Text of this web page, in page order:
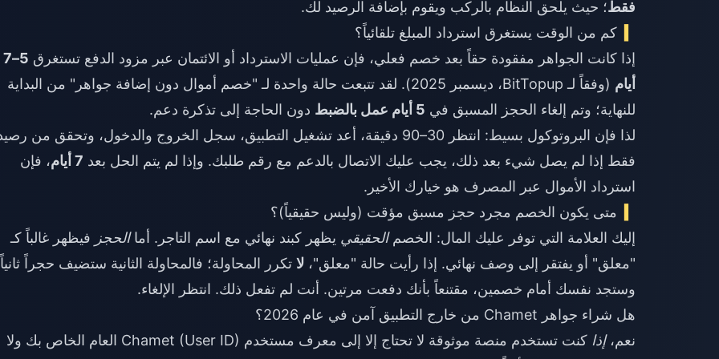
فقط؛ حيث يلحق النظام بالركب ويقوم بإضافة الرصيد لك.
كم من الوقت يستغرق استرداد المبلغ تلقائياً؟
إذا كانت الجواهر مفقودة حقاً بعد خصم فعلي، فإن عمليات الاسترداد أو الائتمان عبر مزود الدفع تستغرق
5–7
أيام
(وفقاً لـ BitTopup، ديسمبر 2025). لقد تتبعت حالة واحدة لـ "خصم أموال دون إضافة جواهر" من البداية
للنهاية؛ وتم إلغاء الحجز المسبق في 5 أيام عمل بالضبط
دون الحاجة إلى تذكرة دعم.
لذا فإن البروتوكول بسيط: انتظر 30–90 دقيقة، أعد تشغيل التطبيق، سجل الخروج والدخول، وتحقق من
فقط إذا لم يصل شيء بعد ذلك، يجب عليك الاتصال بالدعم مع رقم طلبك. وإذا لم يتم الحل بعد 7 أيام
، فإن
استرداد الأموال عبر المصرف هو خيارك الأخير.
متى يكون الخصم مجرد حجز مسبق مؤقت (وليس حقيقياً)؟
إليك العلامة التي توفر عليك المال: الخصمالحقيقي يظهر كبند نهائي مع اسم التاجر. أماالحجز فيظهر غالباً كـ
"معلق" أو يفتقر إلى وصف نهائي. إذا رأيت حالة "معلق"، لا تكرر المحاولة؛ فالمحاولة الثانية ستضيف حجراً
وستجد نفسك أمام خصمين، مقتنعاً بأنك دفعت مرتين. أنت لم تفعل ذلك. انتظر الإلغاء.
هل شراء جواهر Chamet من خارج التطبيق آمن في عام 2026؟
نعم،إذا
كنت تستخدم منصة موثوقة لا تحتاج إلا إلى معرف مستخدم Chamet (User ID) العام الخاص بك ولا